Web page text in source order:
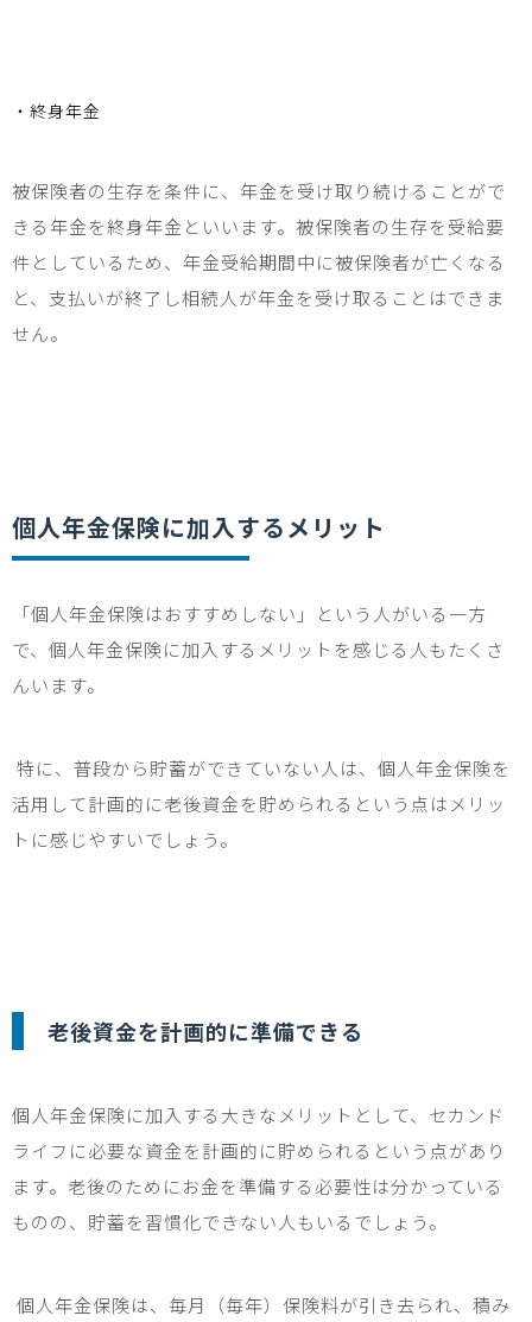
・終身年金
被保険者の生存を条件に、年金を受け取り続けることがで
きる年金を終身年金といいます。被保険者の生存を受給要
件としているため、年金受給期間中に被保険者が亡くなる
と、支払いが終了し相続人が年金を受け取ることはできま
せん。
個人年金保険に加入するメリット
「個人年金保険はおすすめしない」という人がいる一方
で、個人年金保険に加入するメリットを感じる人もたくさ
んいます。
特に、普段から貯蓄ができていない人は、個人年金保険を
活用して計画的に老後資金を貯められるという点はメリッ
トに感じやすいでしょう。
老後資金を計画的に準備できる
個人年金保険に加入する大きなメリットとして、セカンド
ライフに必要な資金を計画的に貯められるという点があり
ます。老後のためにお金を準備する必要性は分かっている
ものの、貯蓄を習慣化できない人もいるでしょう。
個人年金保険は、毎月（毎年）保険料が引き去られ、積み